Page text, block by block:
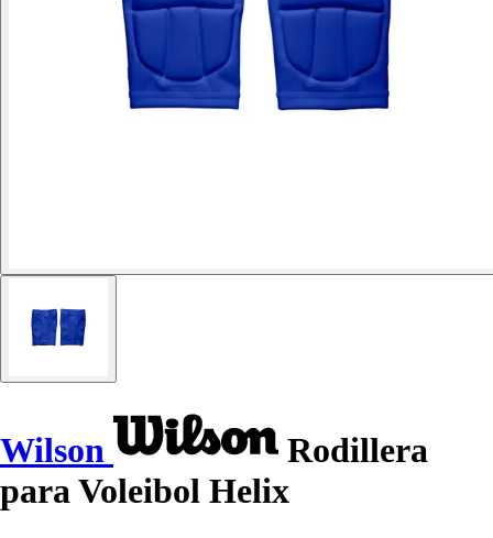
Wilson
Rodillera
para Voleibol Helix